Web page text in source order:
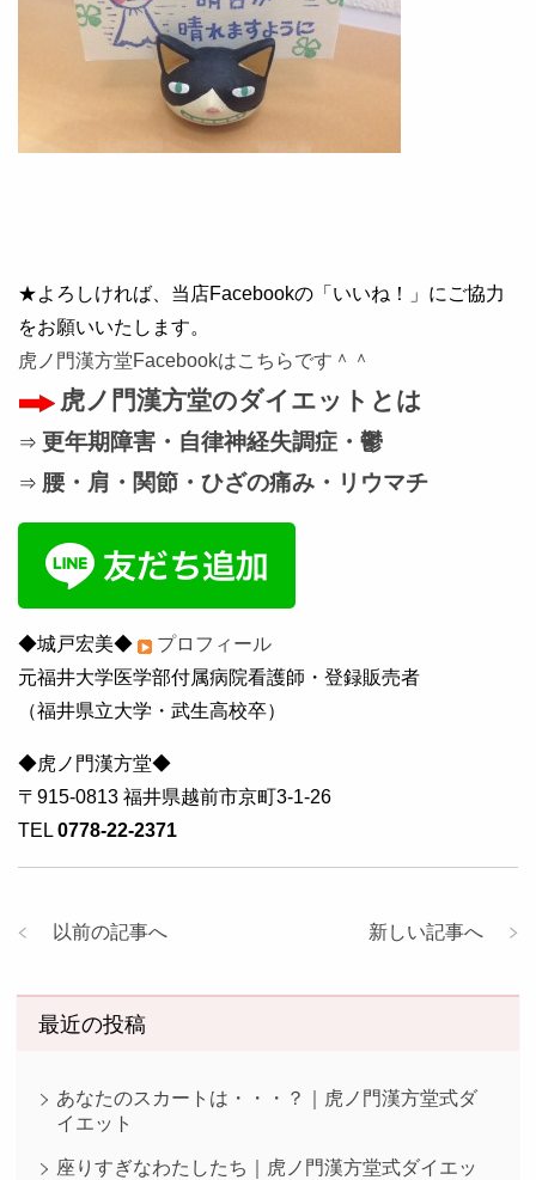
★よろしければ、当店Facebookの「いいね！」にご協力
をお願いいたします。
虎ノ門漢方堂Facebookはこちらです＾＾
虎ノ門漢方堂のダイエットとは
⇒ 更年期障害・自律神経失調症・鬱
⇒ 腰・肩・関節・ひざの痛み・リウマチ
◆城戸宏美◆
プロフィール
元福井大学医学部付属病院看護師・登録販売者
（福井県立大学・武生高校卒）
◆虎ノ門漢方堂◆
〒915-0813 福井県越前市京町3-1-26
TEL 0778-22-2371
新しい記事へ
以前の記事へ
最近の投稿
あなたのスカートは・・・？｜虎ノ門漢方堂式ダ
イエット
座りすぎなわたしたち｜虎ノ門漢方堂式ダイエッ